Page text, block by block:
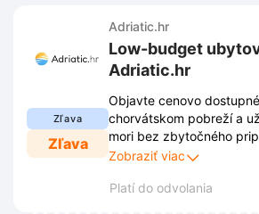
Zľava
Zľava
Adriatic.hr
Low-budget
Adriatic.hr
Objavte cenovo
chorvátskom pobreží a
mori bez zbytočného
si svoj obľúbený
ideálny low-budget pobyt.
Zobraziť viac
Platí do odvolania